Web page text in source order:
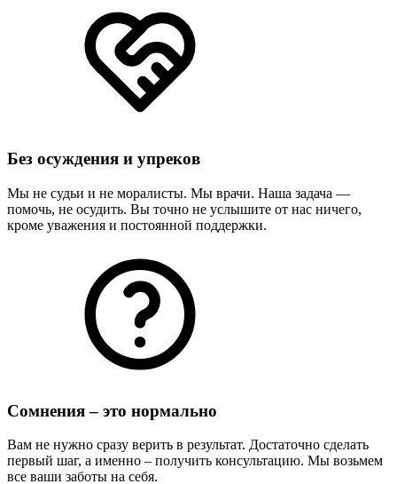
Без осуждения и упреков
Мы не судьи и не моралисты. Мы врачи. Наша задача —
помочь, не осудить. Вы точно не услышите от нас ничего,
кроме уважения и постоянной поддержки.
Сомнения – это нормально
Вам не нужно сразу верить в результат. Достаточно сделать
первый шаг, а именно – получить консультацию. Мы возьмем
все ваши заботы на себя.